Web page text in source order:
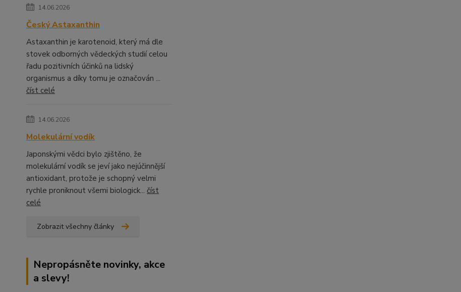
14.06.2026
Český Astaxanthin
Astaxanthin je karotenoid, který má dle
stovek odborných vědeckých studií celou
řadu pozitivních účinků na lidský
organismus a díky tomu je označován ...
číst celé
14.06.2026
Molekulární vodík
Japonskými vědci bylo zjištěno, že
molekulární vodík se jeví jako nejúčinnější
antioxidant, protože je schopný velmi
rychle proniknout všemi biologick... číst
celé
Zobrazit všechny články
Nepropásněte novinky, akce
a slevy!